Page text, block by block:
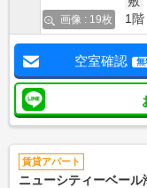
画像 : 19枚
1階
空室確認 無
賃貸アパート
ニューシティーベール